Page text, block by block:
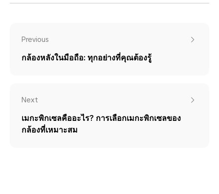
Previous
กล้องหลังในมือถือ: ทุกอย่างที่คุณต้องรู้
Next
เมกะพิกเซลคืออะไร? การเลือกเมกะพิกเซลของ
กล้องที่เหมาะสม